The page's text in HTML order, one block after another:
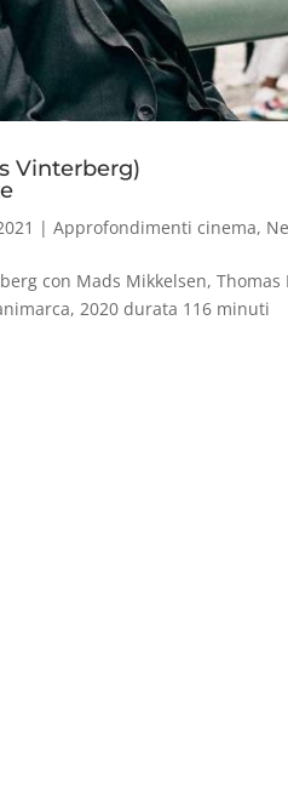
Vinterberg)
|Approfondimenti cinema,
con Mads Mikkelsen,
2020 durata 116 minuti